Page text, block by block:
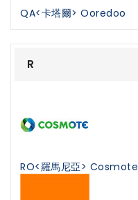
QA<卡塔爾> Ooredoo
R
RO<羅馬尼亞> Cosmote